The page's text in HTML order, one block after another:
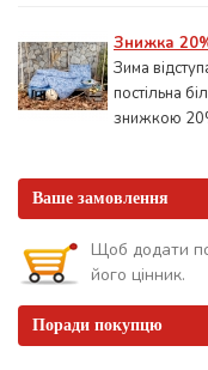
Знижка
Зима
постільна
знижкою
Ваше замовлення
Щоб додати
його цінник.
Поради покупцю